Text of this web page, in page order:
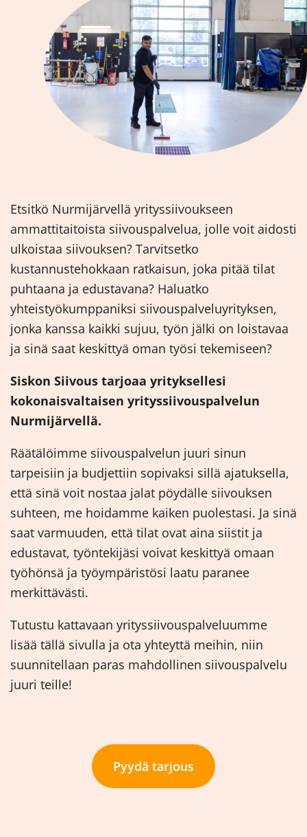
Etsitkö Nurmijärvellä yrityssiivoukseen
ammattitaitoista siivouspalvelua, jolle voit aidosti
ulkoistaa siivouksen? Tarvitsetko
kustannustehokkaan ratkaisun, joka pitää tilat
puhtaana ja edustavana? Haluatko
yhteistyökumppaniksi siivouspalveluyrityksen,
jonka kanssa kaikki sujuu, työn jälki on loistavaa
ja sinä saat keskittyä oman työsi tekemiseen?
Siskon Siivous tarjoaa yrityksellesi
kokonaisvaltaisen yrityssiivouspalvelun
Nurmijärvellä.
Räätälöimme siivouspalvelun juuri sinun
tarpeisiin ja budjettiin sopivaksi sillä ajatuksella,
että sinä voit nostaa jalat pöydälle siivouksen
suhteen, me hoidamme kaiken puolestasi. Ja sinä
saat varmuuden, että tilat ovat aina siistit ja
edustavat, työntekijäsi voivat keskittyä omaan
työhönsä ja työympäristösi laatu paranee
merkittävästi.
Tutustu kattavaan yrityssiivouspalveluumme
lisää tällä sivulla ja ota yhteyttä meihin, niin
suunnitellaan paras mahdollinen siivouspalvelu
juuri teille!
Pyydä tarjous